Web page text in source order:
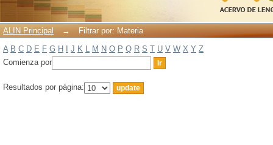
ALIN Principal →
Filtrar por: Materia
A B C D E F G H J K L M N O P Q R S T U V W X Y Z
Comienza por
Resultados por página: